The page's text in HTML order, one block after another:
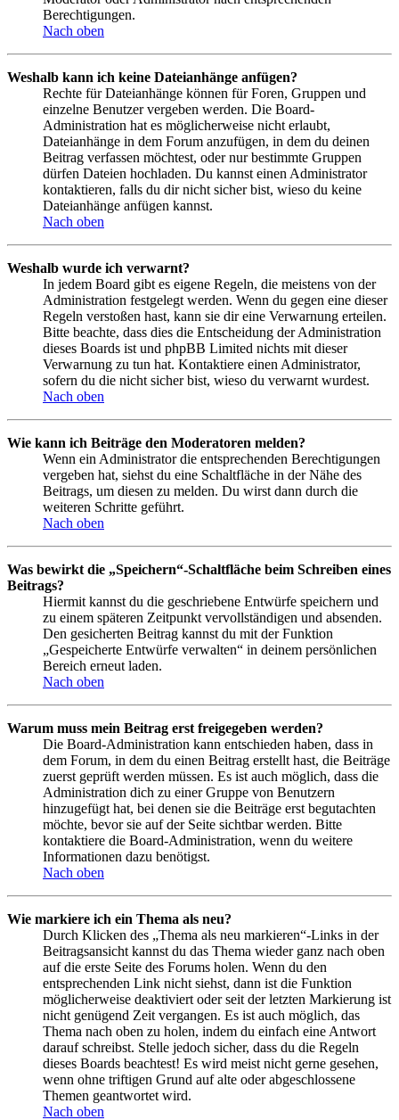
Berechtigungen.
Nach oben
Weshalb kann ich keine Dateianhänge anfügen?
Rechte für Dateianhänge können für Foren, Gruppen und
einzelne Benutzer vergeben werden. Die Board-
Administration hat es möglicherweise nicht erlaubt,
Dateianhänge in dem Forum anzufügen, in dem du deinen
Beitrag verfassen möchtest, oder nur bestimmte Gruppen
dürfen Dateien hochladen. Du kannst einen Administrator
kontaktieren, falls du dir nicht sicher bist, wieso du keine
Dateianhänge anfügen kannst.
Nach oben
Weshalb wurde ich verwarnt?
In jedem Board gibt es eigene Regeln, die meistens von der
Administration festgelegt werden. Wenn du gegen eine dieser
Regeln verstoßen hast, kann sie dir eine Verwarnung erteilen.
Bitte beachte, dass dies die Entscheidung der Administration
dieses Boards ist und phpBB Limited nichts mit dieser
Verwarnung zu tun hat. Kontaktiere einen Administrator,
sofern du die nicht sicher bist, wieso du verwarnt wurdest.
Nach oben
Wie kann ich Beiträge den Moderatoren melden?
Wenn ein Administrator die entsprechenden Berechtigungen
vergeben hat, siehst du eine Schaltfläche in der Nähe des
Beitrags, um diesen zu melden. Du wirst dann durch die
weiteren Schritte geführt.
Nach oben
Was bewirkt die „Speichern“-Schaltfläche beim Schreiben eines
Beitrags?
Hiermit kannst du die geschriebene Entwürfe speichern und
zu einem späteren Zeitpunkt vervollständigen und absenden.
Den gesicherten Beitrag kannst du mit der Funktion
„Gespeicherte Entwürfe verwalten“ in deinem persönlichen
Bereich erneut laden.
Nach oben
Warum muss mein Beitrag erst freigegeben werden?
Die Board-Administration kann entschieden haben, dass in
dem Forum, in dem du einen Beitrag erstellt hast, die Beiträge
zuerst geprüft werden müssen. Es ist auch möglich, dass die
Administration dich zu einer Gruppe von Benutzern
hinzugefügt hat, bei denen sie die Beiträge erst begutachten
möchte, bevor sie auf der Seite sichtbar werden. Bitte
kontaktiere die Board-Administration, wenn du weitere
Informationen dazu benötigst.
Nach oben
Wie markiere ich ein Thema als neu?
Durch Klicken des „Thema als neu markieren“-Links in der
Beitragsansicht kannst du das Thema wieder ganz nach oben
auf die erste Seite des Forums holen. Wenn du den
entsprechenden Link nicht siehst, dann ist die Funktion
möglicherweise deaktiviert oder seit der letzten Markierung ist
nicht genügend Zeit vergangen. Es ist auch möglich, das
Thema nach oben zu holen, indem du einfach eine Antwort
darauf schreibst. Stelle jedoch sicher, dass du die Regeln
dieses Boards beachtest! Es wird meist nicht gerne gesehen,
wenn ohne triftigen Grund auf alte oder abgeschlossene
Themen geantwortet wird.
Nach oben